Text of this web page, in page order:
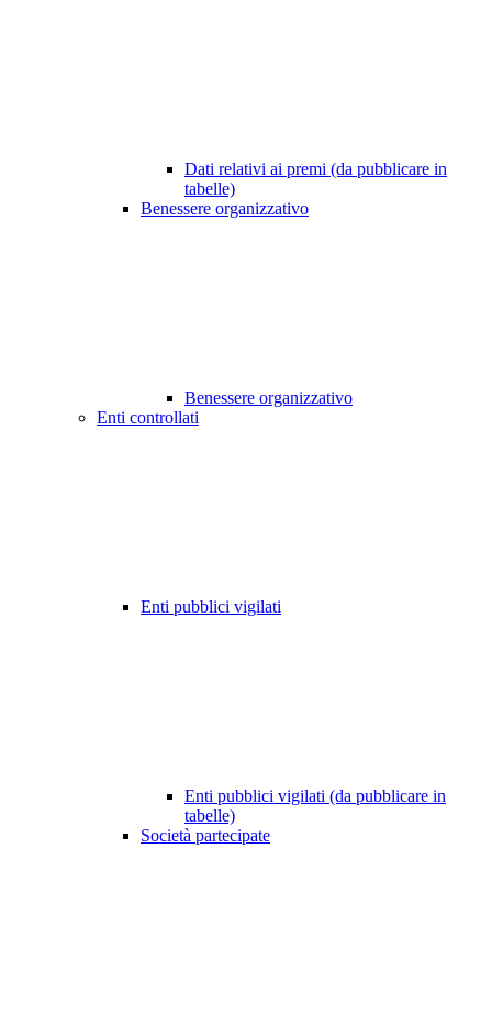
Dati relativi ai premi (da pubblicare in
tabelle)
Benessere organizzativo
Benessere organizzativo
Enti controllati
Enti pubblici vigilati
Enti pubblici vigilati (da pubblicare in
tabelle)
Società partecipate